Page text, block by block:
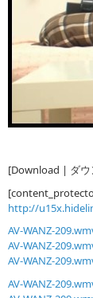
[Download | ダウ
http://
AV-WANZ-
AV-WANZ-
AV-WANZ-
AV-WANZ-